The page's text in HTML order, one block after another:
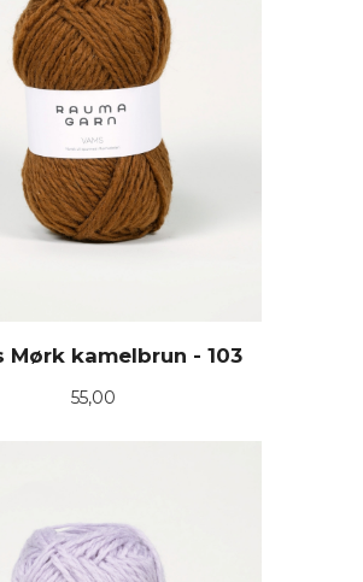
Mørk kamelbrun - 103
Pris
55,00